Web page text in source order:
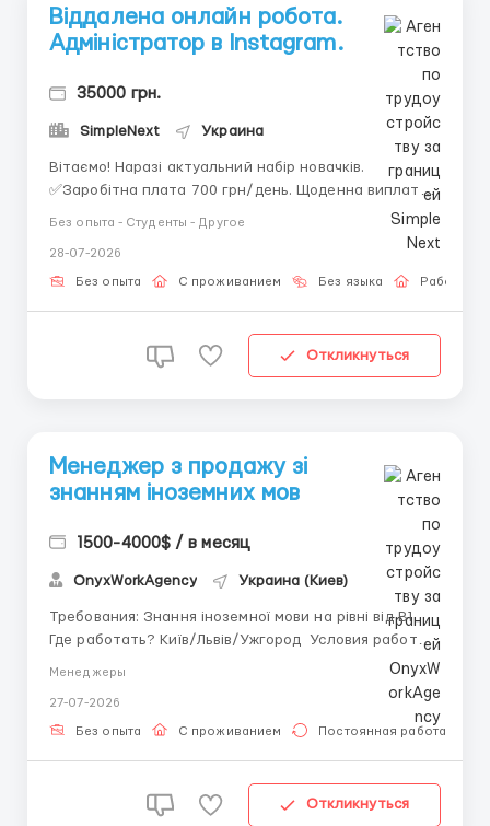
Віддалена онлайн робота.
Адміністратор в Instagram.
35000 грн.
SimpleNext Украина
Вітаємо! Наразі актуальний набір новачків. ㅤ
✅Заробітна плата 700 грн/день. Щоденна виплата. ㅤ
мережі інтернет вже більше 5-ти років на ринку
України. ㅤ ❓Шукаємо адмініст...
Без опыта - Студенты - Другое
28-07-2026
Без опыта С проживанием Без языка Работа
Откликнуться
Менеджер з продажу зі
знанням іноземних мов
1500-4000$ / в месяц
OnyxWorkAgency Украина (Киев)
Требования: Знання іноземної мови на рівні від В1
Где работать? Київ/Львів/Ужгород Условия работы:
Менеджеры
27-07-2026
Без опыта С проживанием Постоянная работа
Откликнуться